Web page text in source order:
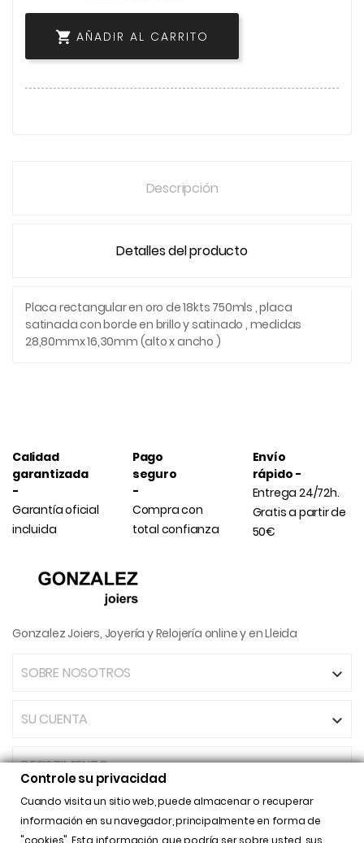
 AÑADIR AL CARRITO
Descripción
Detalles del producto
Placa rectangular en oro de 18kts 750mls , placa
satinada con borde en brillo y satinado , medidas
28,80mmx 16,30mm (alto x ancho )
Calidad
garantizada
-
Garantía oficial
incluida
Pago
seguro
-
Compra con
total confianza
Envío
rápido -
Entrega 24/72h.
Gratis a partir de
50€
Gonzalez Joiers, Joyería y Relojería online y en Lleida
SOBRE NOSOTROS 
SU CUENTA 
DESISTIMIENTO
INFORMACIÓN DE LA TIENDA
Controle su privacidad
Cuando visita un sitio web, puede almacenar o recuperar
información en su navegador, principalmente en forma de
"cookies". Esta información, que podría ser sobre usted, sus